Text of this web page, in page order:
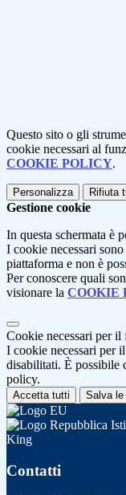
Questo sito o gli
cookie necessari al
COOKIE POLICY.
Personalizza Rifiuta
Gestione cookie
In questa schermata è
I cookie necessari
piattaforma e non è
Per conoscere quali
visionare la COOKIE
Cookie necessari per il
I cookie necessari per
disabilitati. È possibile
policy.
Accetta tutti Salva le
King
Contatti